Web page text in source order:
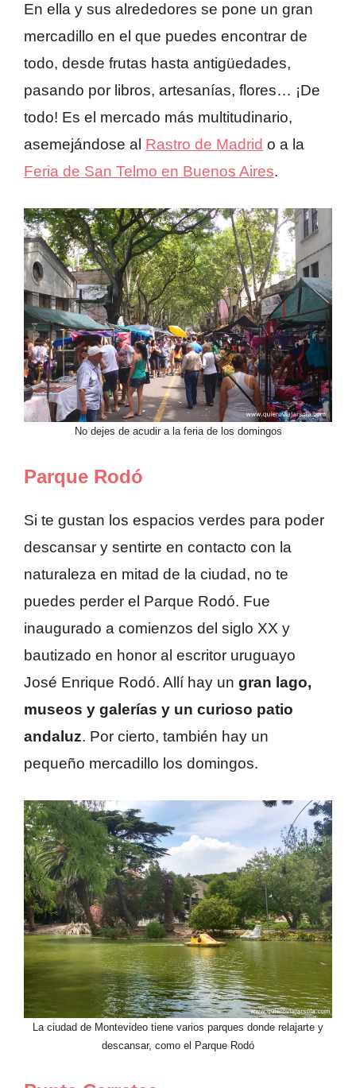
En ella y sus alrededores se pone un gran
mercadillo en el que puedes encontrar de
todo, desde frutas hasta antigüedades,
pasando por libros, artesanías, flores… ¡De
todo! Es el mercado más multitudinario,
asemejándose al Rastro de Madrid o a la
Feria de San Telmo en Buenos Aires.
No dejes de acudir a la feria de los domingos
Parque Rodó
Si te gustan los espacios verdes para poder
descansar y sentirte en contacto con la
naturaleza en mitad de la ciudad, no te
puedes perder el Parque Rodó. Fue
inaugurado a comienzos del siglo XX y
bautizado en honor al escritor uruguayo
José Enrique Rodó. Allí hay un gran lago,
museos y galerías y un curioso patio
andaluz. Por cierto, también hay un
pequeño mercadillo los domingos.
La ciudad de Montevideo tiene varios parques donde relajarte y
descansar, como el Parque Rodó